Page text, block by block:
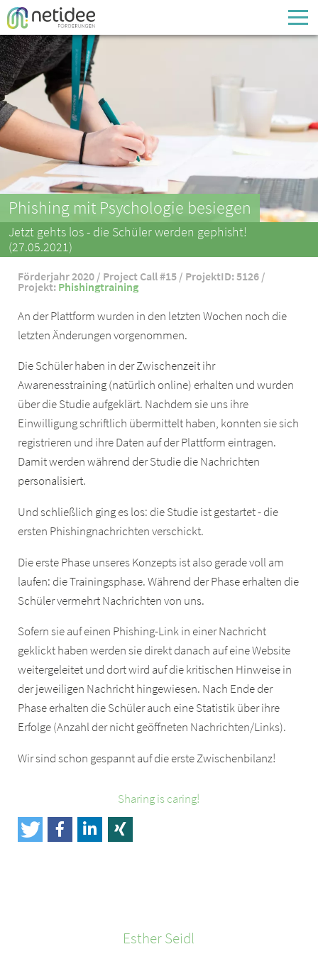
Enter your username or email address
Passwort
Passwort vergessen
Phishing mit Psychologie besiegen
Jetzt gehts los - die Schüler werden gephisht!
(27.05.2021)
Förderjahr 2020 / Project Call #15 / ProjektID: 5126 /
Projekt: Phishingtraining
An der Plattform wurden in den letzten Wochen noch die
letzten Änderungen vorgenommen.
Die Schüler haben in der Zwischenzeit ihr
Awarenesstraining (natürlich online) erhalten und wurden
über die Studie aufgeklärt. Nachdem sie uns ihre
Einwilligung schriftlich übermittelt haben, konnten sie sich
registrieren und ihre Daten auf der Plattform eintragen.
Damit werden während der Studie die Nachrichten
personalisiert.
Und schließlich ging es los: die Studie ist gestartet - die
ersten Phishingnachrichten verschickt.
Die erste Phase unseres Konzepts ist also gerade voll am
laufen: die Trainingsphase. Während der Phase erhalten die
Schüler vermehrt Nachrichten von uns.
Sofern sie auf einen Phishing-Link in einer Nachricht
geklickt haben werden sie direkt danach auf eine Website
weitergeleitet und dort wird auf die kritischen Hinweise in
der jeweiligen Nachricht hingewiesen. Nach Ende der
Phase erhalten die Schüler auch eine Statistik über ihre
Erfolge (Anzahl der nicht geöffneten Nachrichten/Links).
Wir sind schon gespannt auf die erste Zwischenbilanz!
Sharing is caring!
EstherSeidl